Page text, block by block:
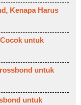
Kenapa Harus
untuk
untuk
untuk